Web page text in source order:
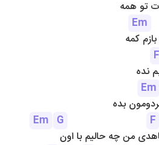
تو همه
Em
کمه
F
نده
Em
بده
Em G F
من چه حالیم با اون